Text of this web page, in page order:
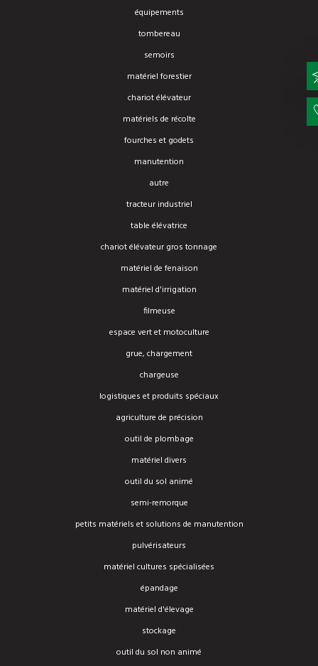
équipements
tombereau
semoirs
matériel forestier
chariot élévateur
matériels de récolte
fourches et godets
manutention
autre
tracteur industriel
table élévatrice
chariot élévateur gros tonnage
matériel de fenaison
matériel d'irrigation
filmeuse
espace vert et motoculture
grue, chargement
chargeuse
logistiques et produits spéciaux
agriculture de précision
outil de plombage
matériel divers
outil du sol animé
semi-remorque
petits matériels et solutions de manutention
pulvérisateurs
matériel cultures spécialisées
épandage
matériel d'élevage
stockage
outil du sol non animé